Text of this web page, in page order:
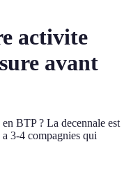
activite
avant
BTP ? La decennale est
3-4 compagnies qui